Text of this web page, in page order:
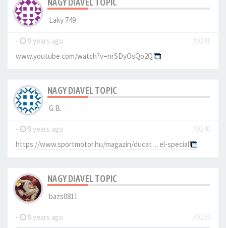
NAGY DIAVEL TOPIC
Laky 749
- 9 years ago
#9241
www.youtube.com/watch?v=nrSDyOsQo2Q
NAGY DIAVEL TOPIC
G.B.
- 9 years ago
#9240
https://www.sportmotor.hu/magazin/ducat ... el-special
NAGY DIAVEL TOPIC
bazs0811
- 9 years ago #9239